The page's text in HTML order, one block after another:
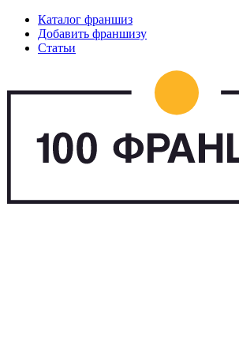
Каталог франшиз
Добавить франшизу
Статьи